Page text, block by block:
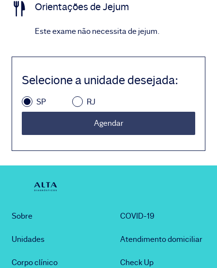
Orientações de Jejum
Este exame não necessita de jejum.
Selecione a unidade desejada:
SP RJ
Agendar
Sobre
Unidades
Corpo clínico
COVID-19
Atendimento domiciliar
Check Up